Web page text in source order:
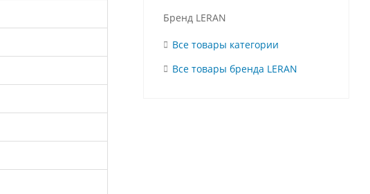
Бренд LERAN
Все товары категории
Все товары бренда LERAN